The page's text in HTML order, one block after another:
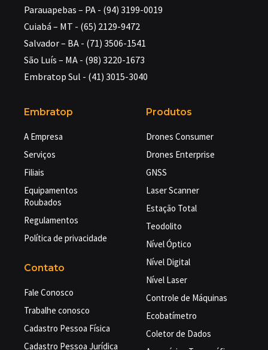
Parauapebas – PA - (94) 3199-0019
Cuiabá – MT - (65) 2129-9472
Salvador – BA - (71) 3506-1541
São Luís – MA - (98) 3220-1673
Embratop Sul - (41) 3015-3040
Embratop
A Empresa
Serviços
Filiais
Equipamentos
Roubados
Regulamentos
Política de privacidade
Contato
Fale Conosco
Trabalhe conosco
Cadastro Pessoa Física
Cadastro Pessoa Jurídica
Produtos
Drones Consumer
Drones Enterprise
GNSS
Laser Scanner
Estação Total
Teodolito
Nível Óptico
Nível Digital
Nível Laser
Controle de Máquinas
Ecobatímetro
Coletor de Dados